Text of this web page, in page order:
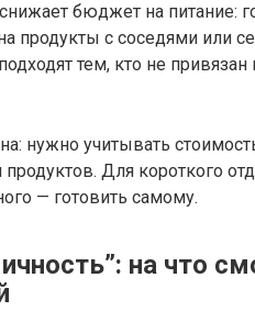
бюджет на питание:
продукты с соседями или
тем, кто не привязан
нужно учитывать
Для короткого
— готовить самому.
на что